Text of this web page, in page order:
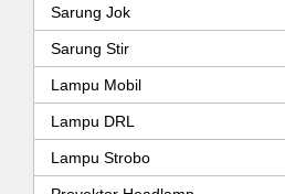
Sarung Jok
Sarung Stir
Lampu Mobil
Lampu DRL
Lampu Strobo